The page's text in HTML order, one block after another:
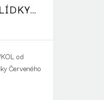
od
Červeného